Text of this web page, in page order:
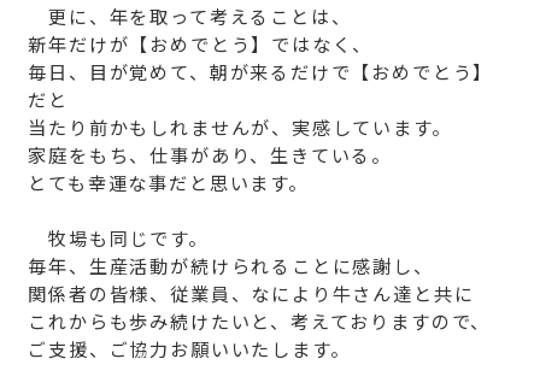
更に、年を取って考えることは、
新年だけが【おめでとう】ではなく、
毎日、目が覚めて、朝が来るだけで【おめでとう】
だと
当たり前かもしれませんが、実感しています。
家庭をもち、仕事があり、生きている。
とても幸運な事だと思います。
牧場も同じです。
毎年、生産活動が続けられることに感謝し、
関係者の皆様、従業員、なにより牛さん達と共に
これからも歩み続けたいと、考えておりますので、
ご支援、ご協力お願いいたします。